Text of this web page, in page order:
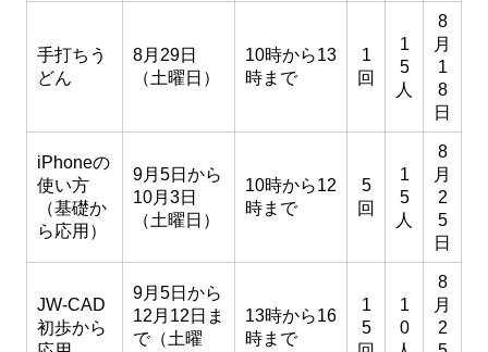
手打ちう
どん
8月29日
（土曜日）
10時から13
時まで
1
回
1
5
人
8
月
1
8
日
iPhoneの
使い方
（基礎か
ら応用）
9月5日から
10月3日
（土曜日）
10時から12
時まで
5
回
1
5
人
8
月
2
5
日
JW-CAD
初歩から
9月5日から
12月12日ま
で（土曜
13時から16
時まで
1
5
1
0
8
月
2